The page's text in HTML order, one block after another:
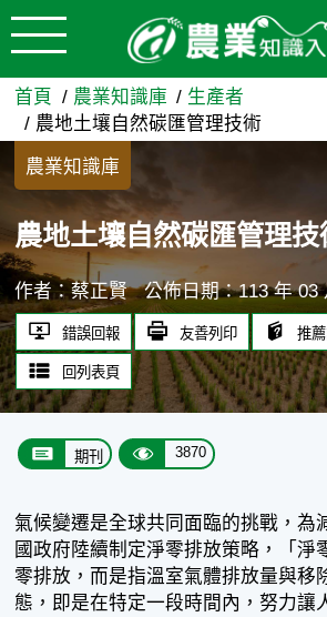
跳到主要內容
農地土壤自然碳匯
首頁 農業知識庫
生產者
農地土壤自然碳匯管理技術
農業知識庫
農地土壤自然碳匯管理技
作者：蔡正賢 公佈日期：113 年 03
錯誤回報 友善列印 推
回列表頁
期刊 3870
氣候變遷是全球共同面臨的挑戰，為
國政府陸續制定淨零排放策略，「淨
零排放，而是指溫室氣體排放量與移
態，即是在特定一段時間內，努力讓